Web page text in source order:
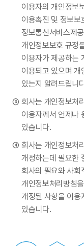
이용자의 개인정보
이용촉진 및 정보보
정보통신서비스제
개인정보보호 규정
이용자가 제공하는
이용되고 있으며 개
있는지 알려드립니
회사는 개인정보처
이용자께서 언제나
있습니다.
회사는 개인정보처
개정하는데 필요한
회사의 필요와 사회
개인정보처리방침
개정된 사항을 이용
있습니다.